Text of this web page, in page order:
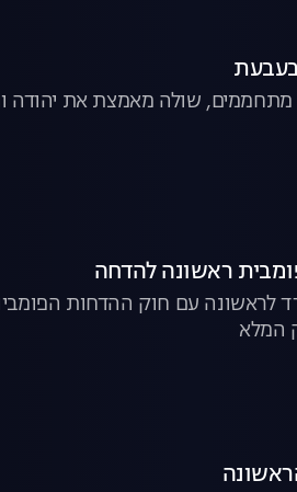
מתחממים, שולה מאמצת את
לראשונה עם חוק ההדחות
המלא